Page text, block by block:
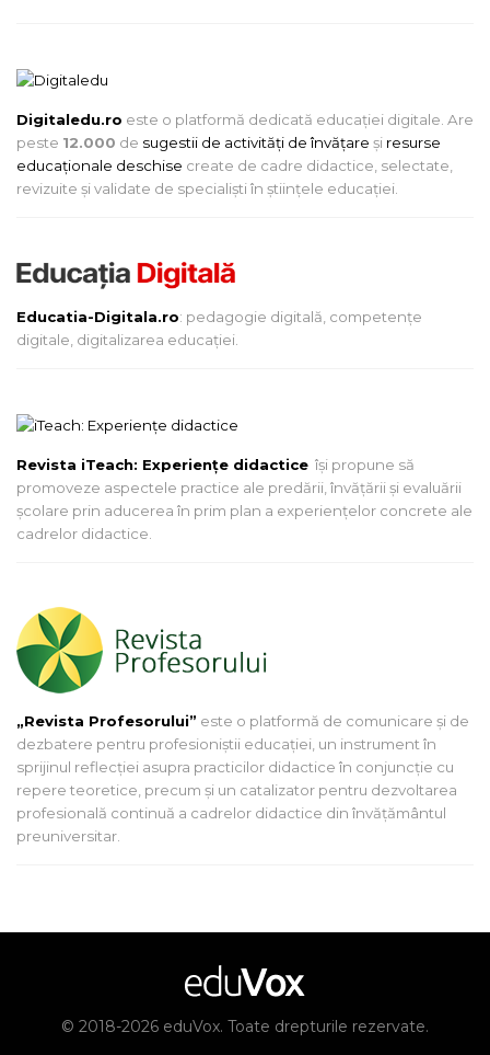
Digitaledu.ro este o platformă dedicată educației digitale. Are
peste 12.000 de sugestii de activități de învățare și resurse
educaționale deschise create de cadre didactice, selectate,
revizuite și validate de specialiști în științele educației.
Educatia-Digitala.ro: pedagogie digitală, competențe
digitale, digitalizarea educației.
Revista iTeach: Experienţe didactice îşi propune să
promoveze aspectele practice ale predării, învăţării şi evaluării
şcolare prin aducerea în prim plan a experienţelor concrete ale
cadrelor didactice.
„Revista Profesorului” este o platformă de comunicare și de
dezbatere pentru profesioniștii educației, un instrument în
sprijinul reflecției asupra practicilor didactice în conjuncție cu
repere teoretice, precum și un catalizator pentru dezvoltarea
profesională continuă a cadrelor didactice din învățământul
preuniversitar.
© 2018-2026 eduVox. Toate drepturile rezervate.